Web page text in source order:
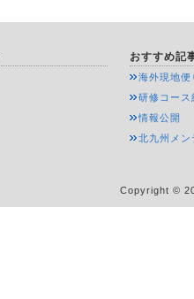
おすすめ記
海外現地便
研修コース
情報公開
北九州メン
Copyright ©